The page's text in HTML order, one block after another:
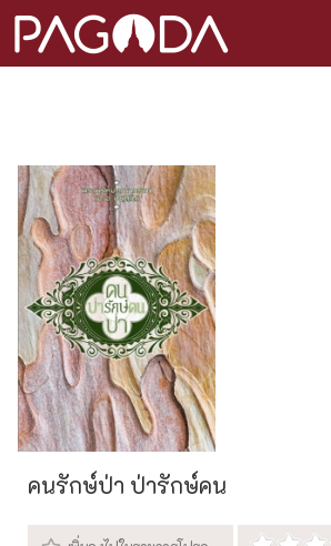
คนรักษ์ป่า ป่ารักษ์คน